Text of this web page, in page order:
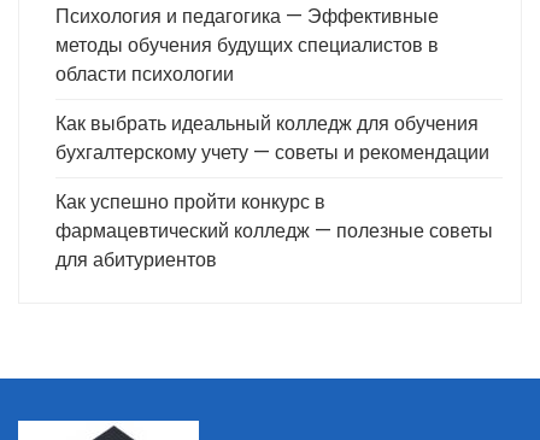
Психология и педагогика — Эффективные
методы обучения будущих специалистов в
области психологии
Как выбрать идеальный колледж для обучения
бухгалтерскому учету — советы и рекомендации
Как успешно пройти конкурс в
фармацевтический колледж — полезные советы
для абитуриентов